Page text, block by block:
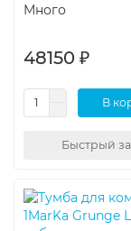
Много
48150 ₽
В
Быстрый